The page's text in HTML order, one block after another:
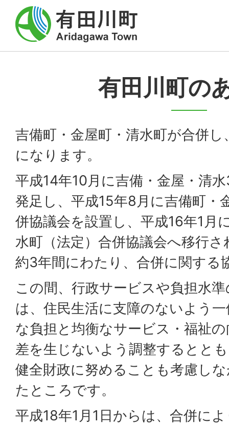
有田川町の
吉備町・金屋町・清水町が合併
になります。
平成14年10月に吉備・金屋・清
発足し、平成15年8月に吉備町・
併協議会を設置し、平成16年1月
水町（法定）合併協議会へ移行
約3年間にわたり、合併に関する
この間、行政サービスや負担水
は、住民生活に支障のないよう
な負担と均衡なサービス・福祉
差を生じないよう調整するとと
健全財政に努めることも考慮し
たところです。
平成18年1月1日からは、合併に